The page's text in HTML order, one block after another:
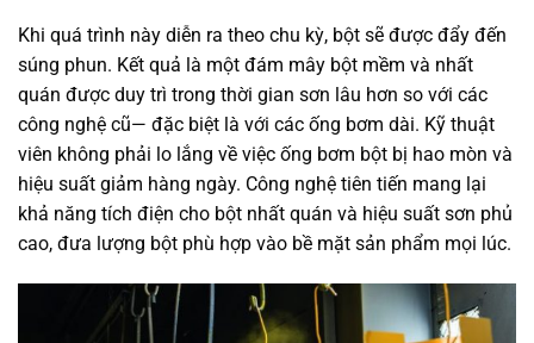
Khi quá trình này diễn ra theo chu kỳ, bột sẽ được đẩy đến
súng phun. Kết quả là một đám mây bột mềm và nhất
quán được duy trì trong thời gian sơn lâu hơn so với các
công nghệ cũ— đặc biệt là với các ống bơm dài. Kỹ thuật
viên không phải lo lắng về việc ống bơm bột bị hao mòn và
hiệu suất giảm hàng ngày. Công nghệ tiên tiến mang lại
khả năng tích điện cho bột nhất quán và hiệu suất sơn phủ
cao, đưa lượng bột phù hợp vào bề mặt sản phẩm mọi lúc.